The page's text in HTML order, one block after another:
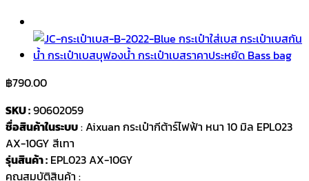
฿790.00
SKU :90602059
ชื่อสินค้าในระบบ: Aixuan กระเป๋ากีต้าร์ไฟฟ้า หนา 10 มิล EPL023
AX-10GY สีเทา
รุ่นสินค้า : EPL023 AX-10GY
คุณสมบัติสินค้า :